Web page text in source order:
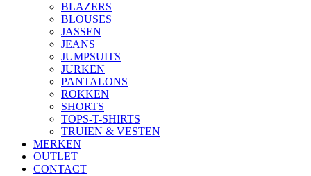
BLAZERS
BLOUSES
JASSEN
JEANS
JUMPSUITS
JURKEN
PANTALONS
ROKKEN
SHORTS
TOPS-T-SHIRTS
TRUIEN & VESTEN
MERKEN
OUTLET
CONTACT